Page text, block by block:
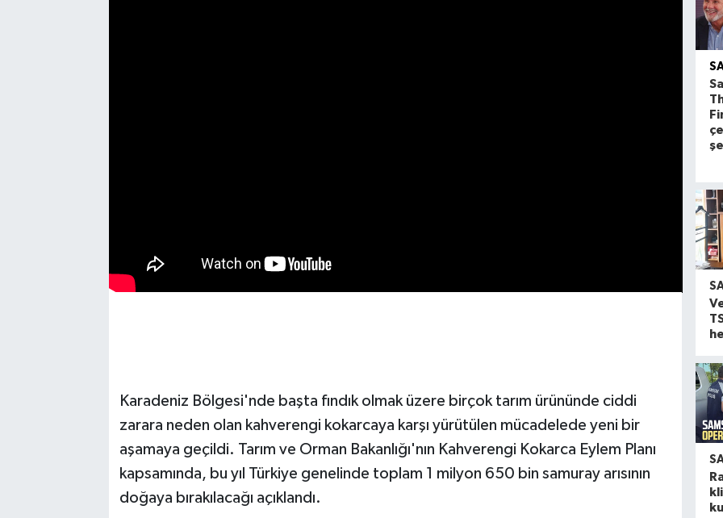
Karadeniz Bölgesi'nde başta fındık olmak üzere birçok tarım ürününde ciddi
zarara neden olan kahverengi kokarcaya karşı yürütülen mücadelede yeni bir
aşamaya geçildi. Tarım ve Orman Bakanlığı'nın Kahverengi Kokarca Eylem Planı
kapsamında, bu yıl Türkiye genelinde toplam 1 milyon 650 bin samuray arısının
doğaya bırakılacağı açıklandı.